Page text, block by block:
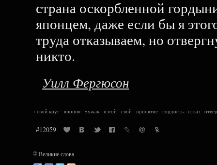
страна оскорбленной
японцем, даже если бы я
труда отказываем, но
никто.
Уилл Фергюсон
‹ свой круг· япония· чужак· изгой· свой· принятие· гордость· отказ·
#12059
©Великие слова